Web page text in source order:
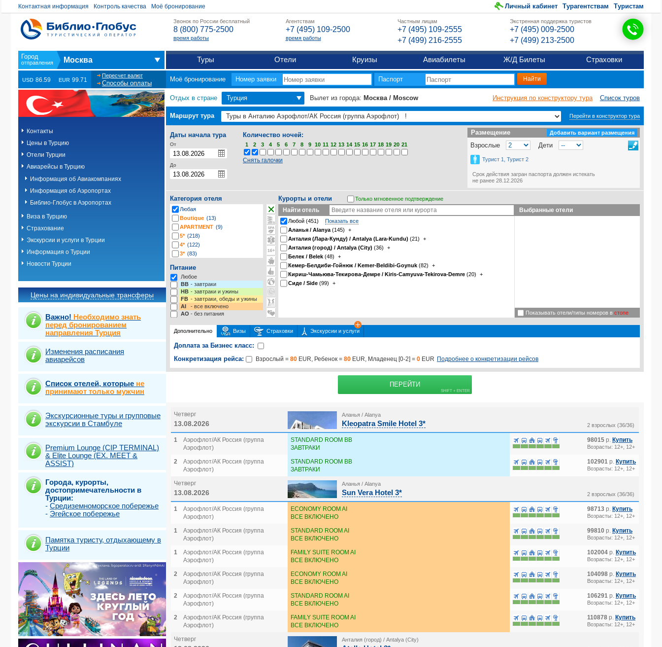
Контактная информация Контроль качества Моё бронирование Личный кабинет Турагентствам Туристам
Звонок по России бесплатный
8 (800) 775-2500
время работы
Агентствам
+7 (495) 109-2500
время работы
Частным лицам
+7 (495) 109-2555
+7 (499) 216-2555
Экстренная поддержка туристов
+7 (495) 009-2500
+7 (499) 213-2500
Москва Туры Отели Круизы Авиабилеты Ж/Д Билеты Страховки
USD 86.59 EUR 99.71
Пересчет валют
Способы оплаты
Моё бронирование Номер заявки Паспорт
Контакты
Цены в Турцию
Отели Турции
Авиарейсы в Турцию
Информация об Авиакомпаниях
Информация об Аэропортах
Библио-Глобус в Аэропортах
Виза в Турцию
Страхование
Экскурсии и услуги в Турции
Информация о Турции
Новости Турции
Цены на индивидуальные трансферы
Важно! Необходимо знать
перед бронированием
направления Турция
Изменения расписания
авиарейсов
Список отелей, которые не
принимают только мужчин
Экскурсионные туры и групповые
экскурсии в Стамбуле
Premium Lounge (CIP TERMINAL)
& Elite Lounge (EX. MEET &
ASSIST)
Города, курорты,
достопримечательности в
Турции:
- Средиземноморское побережье
- Эгейское побережье
Памятка туристу, отдыхающему в
Турции
Отдых в стране Турция Вылет из города: Москва / Moscow Инструкция по конструктору тура Список туров
Маршрут тура Перейти в конструктор тура
Даты начала тура
От
До
Размещение
Размещение Добавить вариант размещения
Взрослые Дети
Турист 1, Турист 2
Срок действия загран паспорта должен истекать
не ранее 28.12.2026
Количество ночей:
1 2 3 4 5 6 7 8 9 10 11 12 13 14 15 16 17 18 19 20 21
Снять галочки
Категория отеля
Любая
Boutique (13)
APARTMENT (9)
5* (218)
4* (122)
3* (83)
-* (3)
Питание
Любое
BB - завтраки
HB - завтраки и ужины
FB - завтраки, обеды и ужины
AI
- все включено
AO - без питания
Только мгновенное подтверждение
Показывать отели/типы номеров в стопе
Выбранные отели
Курорты и отели
Найти отель
Любой (451)
Показать все
Аланья / Alanya (145)
+
Анталия (Лара-Кунду) / Antalya (Lara-Kundu) (21)
+
Анталия (город) / Antalya (City) (36)
+
Белек / Belek (48)
+
Кемер-Белдиби-Гойнюк / Kemer-Beldibi-Goynuk (82)
+
Кириш-Чамьюва-Текирова-Демре / Kiris-Camyuva-Tekirova-Demre (20)
+
Сиде / Side (99) +
Дополнительно Визы Страховки Экскурсии и услуги
Доплата за Бизнес класс:
Конкретизация рейса:
Взрослый = 80 EUR, Ребенок = 80 EUR, Младенец [0-2] = 0 EUR Подробнее о конкретизации рейсов
Подробнее о страховке
ПЕРЕЙТИ
Четверг
13.08.2026
Аланья / Alanya
Kleopatra Smile Hotel 3* 2 взрослых (36/36)
1
Аэрофлот/АК Россия (группа
Аэрофлот)
STANDARD ROOM BB
ЗАВТРАКИ
98015 р. Купить
Возрасты: 12+, 12+
2
Аэрофлот/АК Россия (группа
Аэрофлот)
STANDARD ROOM BB
ЗАВТРАКИ
102901 р. Купить
Возрасты: 12+, 12+
Четверг
13.08.2026
Аланья / Alanya
Sun Vera Hotel 3* 2 взрослых (36/36)
1
Аэрофлот/АК Россия (группа
Аэрофлот)
ECONOMY ROOM AI
ВСЕ ВКЛЮЧЕНО
98713 р. Купить
Возрасты: 12+, 12+
1
Аэрофлот/АК Россия (группа
Аэрофлот)
STANDARD ROOM AI
ВСЕ ВКЛЮЧЕНО
99810 р. Купить
Возрасты: 12+, 12+
1
Аэрофлот/АК Россия (группа
Аэрофлот)
FAMILY SUITE ROOM AI
ВСЕ ВКЛЮЧЕНО
102004 р. Купить
Возрасты: 12+, 12+
2
Аэрофлот/АК Россия (группа
Аэрофлот)
ECONOMY ROOM AI
ВСЕ ВКЛЮЧЕНО
104098 р. Купить
Возрасты: 12+, 12+
2
Аэрофлот/АК Россия (группа
Аэрофлот)
STANDARD ROOM AI
ВСЕ ВКЛЮЧЕНО
106291 р. Купить
Возрасты: 12+, 12+
2
Аэрофлот/АК Россия (группа
Аэрофлот)
FAMILY SUITE ROOM AI
ВСЕ ВКЛЮЧЕНО
110878 р. Купить
Возрасты: 12+, 12+
Четверг Анталия (город) / Antalya (City)